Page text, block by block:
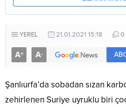
YEREL 21.01.2021 15:18 0
A+ A-
Şanlıurfa’da sobadan sızan
zehirlenen Suriye uyruklu biri